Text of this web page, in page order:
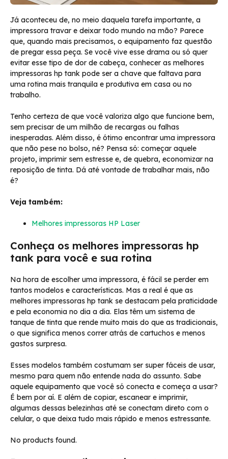
Já aconteceu de, no meio daquela tarefa importante, a
impressora travar e deixar todo mundo na mão? Parece
que, quando mais precisamos, o equipamento faz questão
de pregar essa peça. Se você vive esse drama ou só quer
evitar esse tipo de dor de cabeça, conhecer as melhores
impressoras hp tank pode ser a chave que faltava para
uma rotina mais tranquila e produtiva em casa ou no
trabalho.
Tenho certeza de que você valoriza algo que funcione bem,
sem precisar de um milhão de recargas ou falhas
inesperadas. Além disso, é ótimo encontrar uma impressora
que não pese no bolso, né? Pensa só: começar aquele
projeto, imprimir sem estresse e, de quebra, economizar na
reposição de tinta. Dá até vontade de trabalhar mais, não
é?
Veja também:
Melhores impressoras HP Laser
Conheça os melhores impressoras hp
tank para você e sua rotina
Na hora de escolher uma impressora, é fácil se perder em
tantos modelos e características. Mas a real é que as
melhores impressoras hp tank se destacam pela praticidade
e pela economia no dia a dia. Elas têm um sistema de
tanque de tinta que rende muito mais do que as tradicionais,
o que significa menos correr atrás de cartuchos e menos
gastos surpresa.
Esses modelos também costumam ser super fáceis de usar,
mesmo para quem não entende nada do assunto. Sabe
aquele equipamento que você só conecta e começa a usar?
É bem por aí. E além de copiar, escanear e imprimir,
algumas dessas belezinhas até se conectam direto com o
celular, o que deixa tudo mais rápido e menos estressante.
No products found.